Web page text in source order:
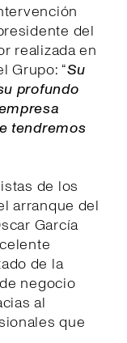
del
realizada en
Grupo: “Su
profundo
tendremos
de los
arranque del
García
de la
negocio
al
que